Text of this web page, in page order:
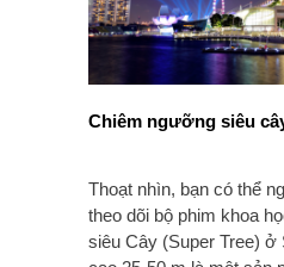
Chiêm ngưỡng siêu
Thoạt nhìn, bạn có thể
theo dõi bộ phim khoa
siêu Cây (Super Tree) ở